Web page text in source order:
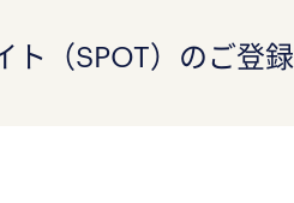
ト（SPOT）のご登録